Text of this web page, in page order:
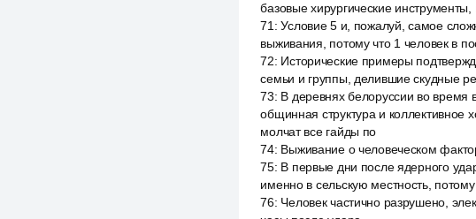
базовые хирургические
71 :Условие 5 и, пожалуй, самое
выживания, потому что 1 человек в
72: Исторические примеры
семьи и группы, делившие скудные
73: В деревнях белоруссии во время
общинная структура и коллективное
молчат все гайды по
74: Выживание о человеческом
75: В первые дни после ядерного
именно в сельскую местность,
76: Человек частично разрушено,